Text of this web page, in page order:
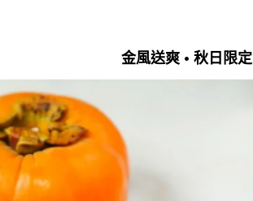
金風送爽 • 秋日限定